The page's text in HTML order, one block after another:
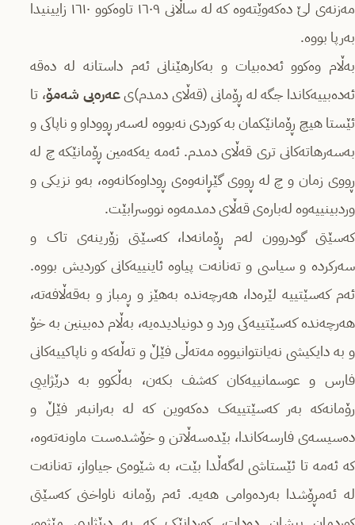
مەزنەی لێ دەکەوێتەوە کە لە ساڵانی ١٦٠٩ تاوەکوو ١٦١٠ زایینیدا
به‌رپا بووه‌.
بەڵام وەکوو ئەدەبیات و بەکارهێنانی ئەم داستانە لە دەقە
ئەدەبییەکاندا جگە لە ڕۆمانی (قەڵای دمدم)یعەرەبی شەمۆ، تا
ئێستا هیچ ڕۆمانێکمان بە کوردی نەبووە لەسەر ڕووداو و ناپاکی و
بەسەرهاتەکانی تری قەڵای دمدم. ئەمە یەکەمین ڕۆمانێکە چ لە
ڕووی زمان و چ لە ڕووی گێڕانەوەی ڕوداوەکانەوە، بەو نزیکی و
وردبینییەوە لەبارەی قەڵای دمدمەوە نووسرابێت.
کەسێتی گودروون لەم ڕۆمانەدا، کەسێتی زۆرینەی تاک و
سەرکردە و سیاسی و تەنانەت پیاوە ئاینییەکانی کوردیش بووە.
ئەم کەسێتییە لێرەدا، هەرچەندە بەهێز و ڕمباز و بەقەڵافەتە،
هەرچەندە کەسێتییەکی ورد و دونیادیدەیە، بەڵام دەبینین بە خۆ
و بە دایکیشی نەیانتوانیووە مەتەڵی فێڵ و تەڵەکە و ناپاکییەکانی
فارس و عوسمانییەکان کەشف بکەن، بەڵکوو بە درێژاییی
رۆمانەکە بەر کەسێتییەک دەکەوین کە لە بەرانبەر فێڵ و
دەسیسەی فارسەکاندا، بێدەسەڵاتن و خۆشدەست ماونەتەوە،
کە ئەمە تا ئێستاشی لەگەڵدا بێت، بە شێوەی جیاواز، تەنانەت
لە ئەمڕۆشدا بەردەوامی هەیە. ئەم رۆمانە ناواخنی کەسێتی